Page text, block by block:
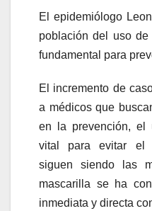
El epidemiólogo
población del uso
fundamental para
El incremento de
a médicos que
en la prevención, el
vital para evitar el
siguen siendo las
mascarilla se ha
inmediata y directa